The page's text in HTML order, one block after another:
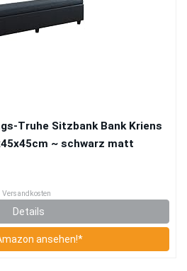
Truhe Sitzbank Bank Kriens
~ schwarz matt
Details
ansehen!*